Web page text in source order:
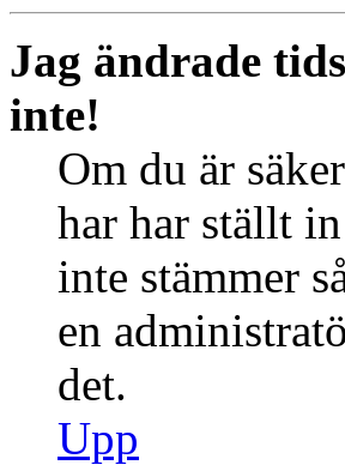
Jag ändrade
inte!
Om du är
har har ställt
inte stämmer
en
det.
Upp